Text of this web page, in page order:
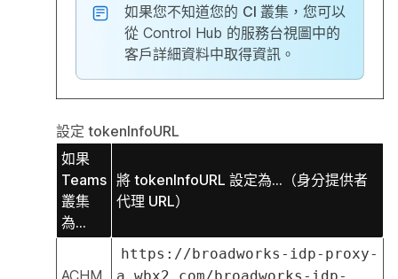
如果您不知道您的 CI 叢集 ，您可以
從 Control Hub 的服務台視圖中的
客戶詳細資料中取得資訊。
設定 tokenInfoURL
如果
Teams
叢集
為...
將 tokenInfoURL 設定為...（身分提供者
代理 URL）
https://broadworks-idp-proxy-